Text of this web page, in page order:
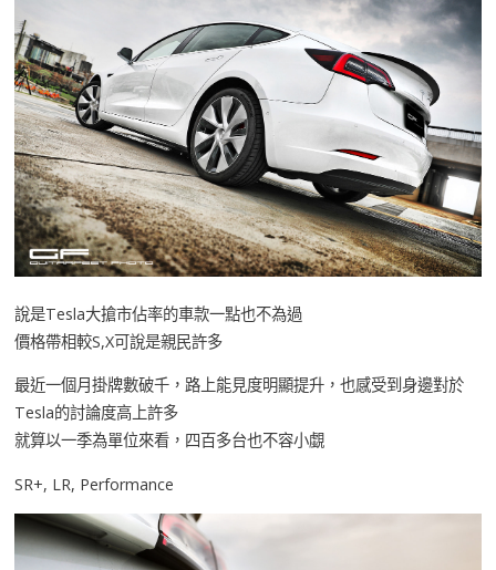
說是Tesla大搶市佔率的車款一點也不為過
價格帶相較S,X可說是親民許多
最近一個月掛牌數破千，路上能見度明顯提升，也感受到身邊對於
Tesla的討論度高上許多
就算以一季為單位來看，四百多台也不容小覷
SR+, LR, Performance